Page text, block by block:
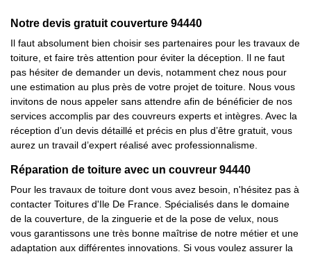
Notre devis gratuit couverture 94440
Il faut absolument bien choisir ses partenaires pour les travaux de
toiture, et faire très attention pour éviter la déception. Il ne faut
pas hésiter de demander un devis, notamment chez nous pour
une estimation au plus près de votre projet de toiture. Nous vous
invitons de nous appeler sans attendre afin de bénéficier de nos
services accomplis par des couvreurs experts et intègres. Avec la
réception d’un devis détaillé et précis en plus d’être gratuit, vous
aurez un travail d’expert réalisé avec professionnalisme.
Réparation de toiture avec un couvreur 94440
Pour les travaux de toiture dont vous avez besoin, n'hésitez pas à
contacter Toitures d'Ile De France. Spécialisés dans le domaine
de la couverture, de la zinguerie et de la pose de velux, nous
vous garantissons une très bonne maîtrise de notre métier et une
adaptation aux différentes innovations. Si vous voulez assurer la